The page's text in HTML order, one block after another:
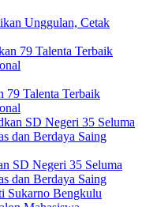
Unggulan, Cetak
79 Talenta Terbaik
SD Negeri 35 Seluma
dan Berdaya Saing